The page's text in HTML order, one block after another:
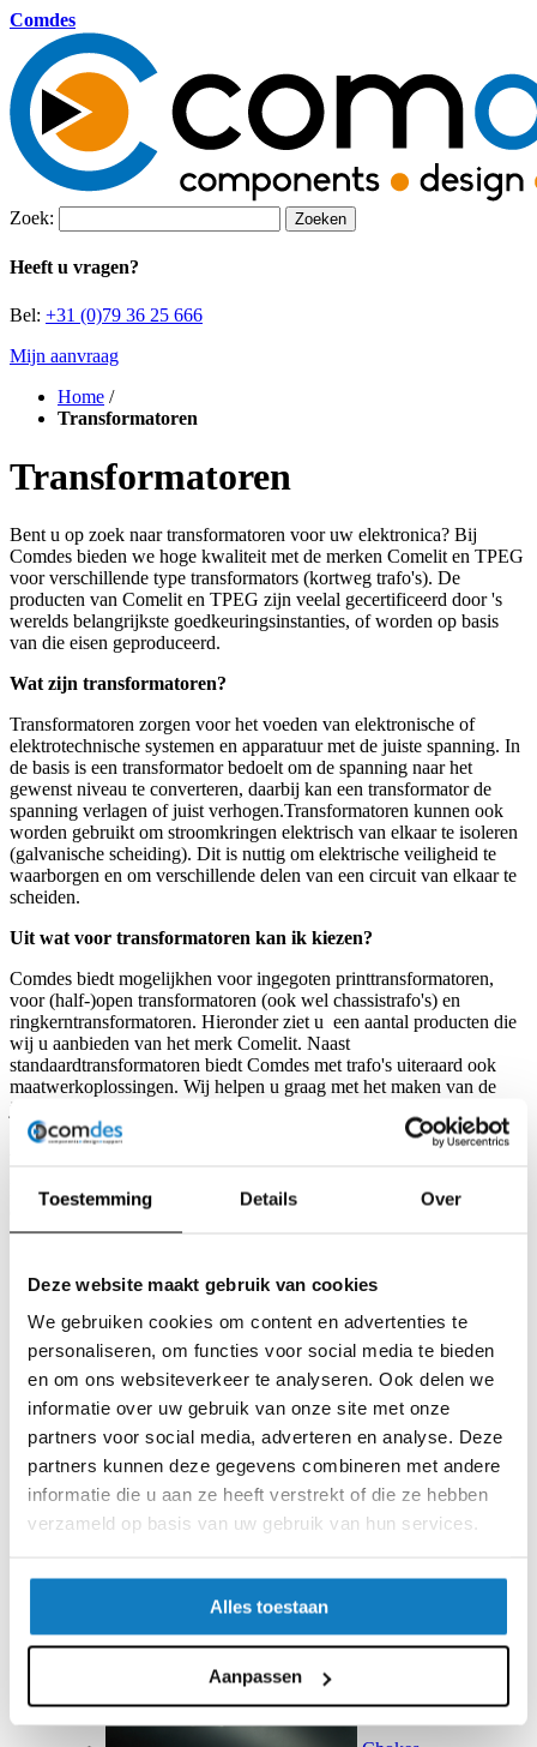
Toestemming Details Over
Deze website maakt gebruik van cookies
We gebruiken cookies om content en advertenties te
personaliseren, om functies voor social media te bieden
en om ons websiteverkeer te analyseren. Ook delen we
informatie over uw gebruik van onze site met onze
partners voor social media, adverteren en analyse. Deze
partners kunnen deze gegevens combineren met andere
informatie die u aan ze heeft verstrekt of die ze hebben
verzameld op basis van uw gebruik van hun services.
Alles toestaan
Aanpassen
Comdes
Zoek: Zoeken
Heeft u vragen?
Bel: +31 (0)79 36 25 666
Mijn aanvraag
Home /
Transformatoren
Transformatoren
Bent u op zoek naar transformatoren voor uw elektronica? Bij
Comdes bieden we hoge kwaliteit met de merken Comelit en TPEG
voor verschillende type transformators (kortweg trafo's). De
producten van Comelit en TPEG zijn veelal gecertificeerd door 's
werelds belangrijkste goedkeuringsinstanties, of worden op basis
van die eisen geproduceerd.
Wat zijn transformatoren?
Transformatoren zorgen voor het voeden van elektronische of
elektrotechnische systemen en apparatuur met de juiste spanning. In
de basis is een transformator bedoelt om de spanning naar het
gewenst niveau te converteren, daarbij kan een transformator de
spanning verlagen of juist verhogen.Transformatoren kunnen ook
worden gebruikt om stroomkringen elektrisch van elkaar te isoleren
(galvanische scheiding). Dit is nuttig om elektrische veiligheid te
waarborgen en om verschillende delen van een circuit van elkaar te
scheiden.
Uit wat voor transformatoren kan ik kiezen?
Comdes biedt mogelijkhen voor ingegoten printtransformatoren,
voor (half-)open transformatoren (ook wel chassistrafo's) en
ringkerntransformatoren. Hieronder ziet u een aantal producten die
wij u aanbieden van het merk Comelit. Naast
standaardtransformatoren biedt Comdes met trafo's uiteraard ook
maatwerkoplossingen. Wij helpen u graag met het maken van de
juiste keuze voor een passende transformator voor uw elektronica.
Andere power producten
Naast transformatoren biedt Comdes ook mogelijkheden voor bijv,
chokes (o.a. common mode), spoelen, PFC en flyback
transformatoren. Kijk onder voor meer informatie.
Transformatoren
Half-open
transformatoren
Overige powerproducten